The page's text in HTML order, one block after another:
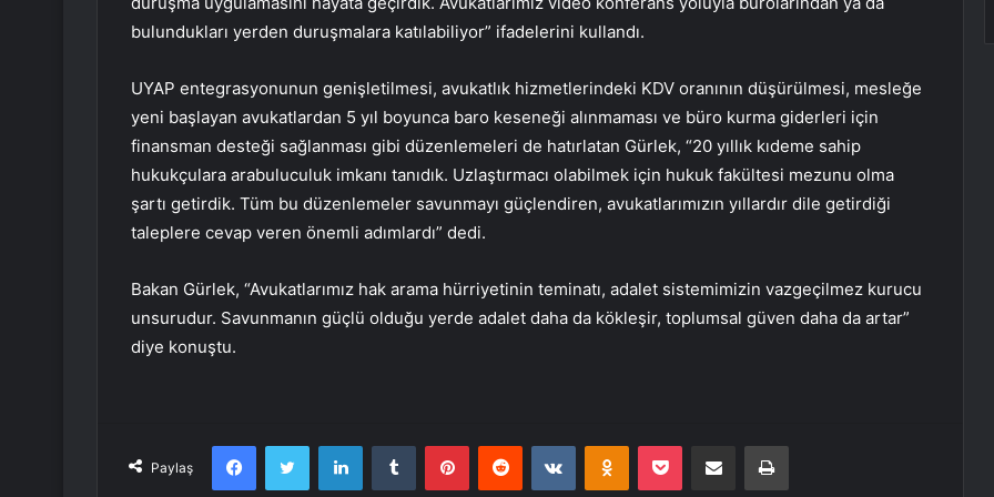
bulundukları yerden duruşmalara katılabiliyor” ifadelerini kullandı.
UYAP entegrasyonunun genişletilmesi, avukatlık hizmetlerindeki KDV oranının düşürülmesi, mesleğe
yeni başlayan avukatlardan 5 yıl boyunca baro keseneği alınmaması ve büro kurma giderleri için
finansman desteği sağlanması gibi düzenlemeleri de hatırlatan Gürlek, “20 yıllık kıdeme sahip
hukukçulara arabuluculuk imkanı tanıdık. Uzlaştırmacı olabilmek için hukuk fakültesi mezunu olma
şartı getirdik. Tüm bu düzenlemeler savunmayı güçlendiren, avukatlarımızın yıllardır dile getirdiği
taleplere cevap veren önemli adımlardı” dedi.
Bakan Gürlek, “Avukatlarımız hak arama hürriyetinin teminatı, adalet sistemimizin vazgeçilmez kurucu
unsurudur. Savunmanın güçlü olduğu yerde adalet daha da kökleşir, toplumsal güven daha da artar”
diye konuştu.
Paylaş
FacebookTwitter LinkedInTumblr PinterestReddit VKontakteOdnoklassniki
Pocket E-Posta ile paylaş Yazdır